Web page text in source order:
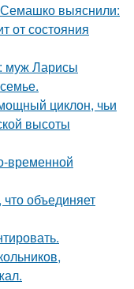
выяснили:
от состояния
муж Ларисы
циклон, чьи
высоты
временной
объединяет